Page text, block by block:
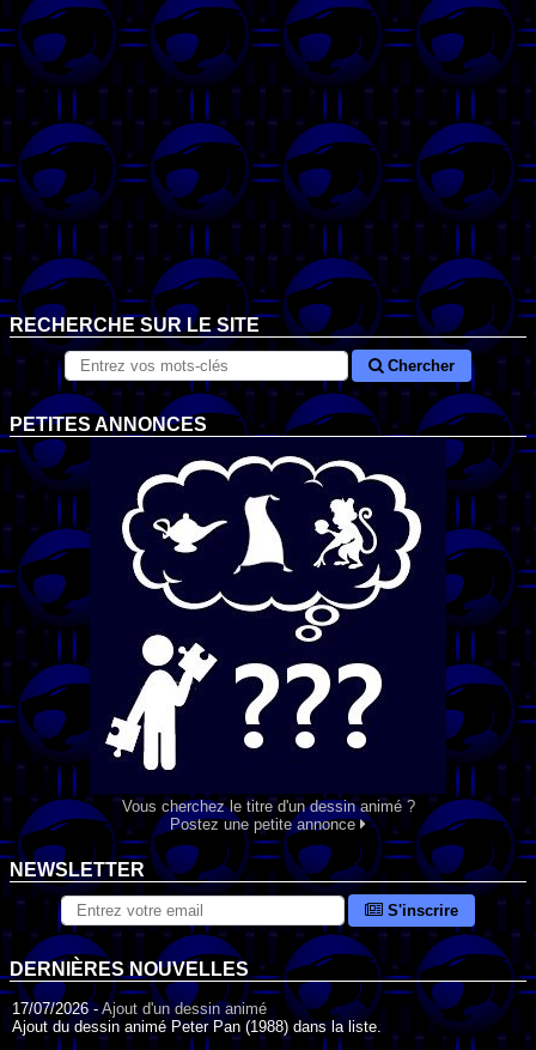
RECHERCHE SUR LE SITE
Chercher
PETITES ANNONCES
Vous cherchez le titre d'un dessin animé ?
Postez une petite annonce
NEWSLETTER
S'inscrire
DERNIÈRES NOUVELLES
17/07/2026 -Ajout d'un dessin animé
Ajout du dessin animé Peter Pan (1988) dans la liste.